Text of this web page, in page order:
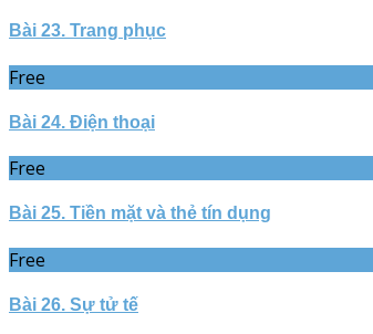
Bài 23. Trang phục
Free
Bài 24. Điện thoại
Free
Bài 25. Tiền mặt và thẻ tín dụng
Free
Bài 26. Sự tử tế